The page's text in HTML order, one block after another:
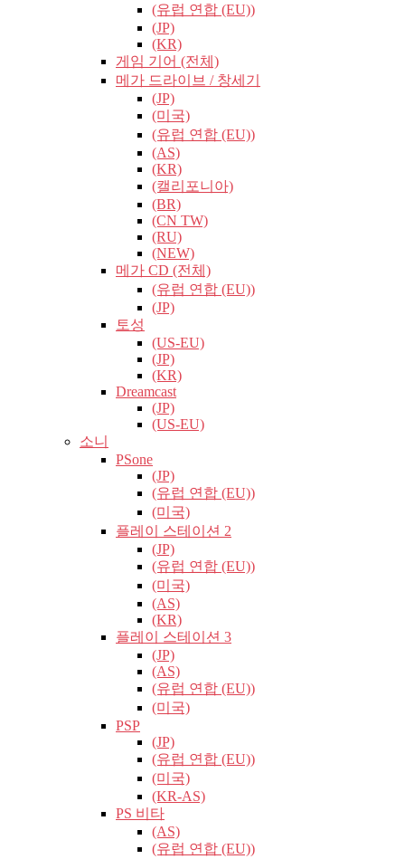
(유럽​​ 연합 (EU))
(JP)
(KR)
게임 기어 (전체)
메가 드라이브 / 창세기
(JP)
(미국)
(유럽​​ 연합 (EU))
(AS)
(KR)
(캘리포니아)
(BR)
(CN TW)
(RU)
(NEW)
메가 CD (전체)
(유럽​​ 연합 (EU))
(JP)
토성
(US-EU)
(JP)
(KR)
Dreamcast
(JP)
(US-EU)
소니
PSone
(JP)
(유럽​​ 연합 (EU))
(미국)
플레이 스테이션 2
(JP)
(유럽​​ 연합 (EU))
(미국)
(AS)
(KR)
플레이 스테이션 3
(JP)
(AS)
(유럽​​ 연합 (EU))
(미국)
PSP
(JP)
(유럽​​ 연합 (EU))
(미국)
(KR-AS)
PS 비타
(AS)
(유럽​​ 연합 (EU))